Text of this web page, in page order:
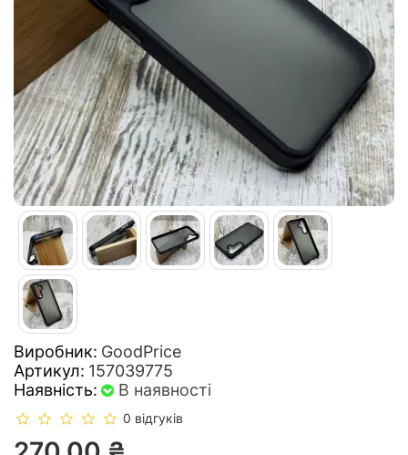
Виробник: GoodPrice
Артикул: 157039775
Наявність:
В наявності
0 відгуків